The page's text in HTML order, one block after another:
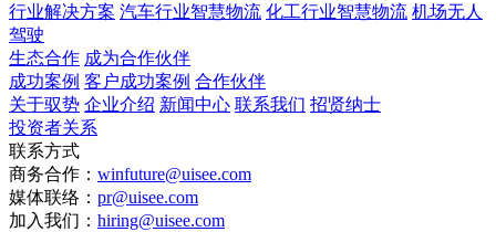
行业解决方案 汽车行业智慧物流 化工行业智慧物流 机场无人
驾驶
生态合作 成为合作伙伴
成功案例 客户成功案例 合作伙伴
关于驭势 企业介绍 新闻中心 联系我们 招贤纳士
投资者关系
联系方式
商务合作： winfuture@uisee.com
媒体联络： pr@uisee.com
加入我们： hiring@uisee.com